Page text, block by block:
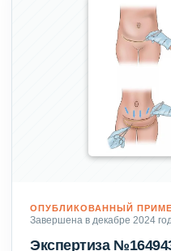
ОПУБЛИКОВАННЫЙ
Завершена в декабре 2024
Экспертиза